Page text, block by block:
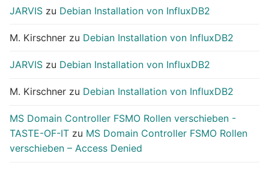
JARVIS zu Debian Installation von InfluxDB2
M. Kirschner zu Debian Installation von InfluxDB2
JARVIS zu Debian Installation von InfluxDB2
M. Kirschner zu Debian Installation von InfluxDB2
MS Domain Controller FSMO Rollen verschieben -
TASTE-OF-IT zu MS Domain Controller FSMO Rollen
verschieben – Access Denied